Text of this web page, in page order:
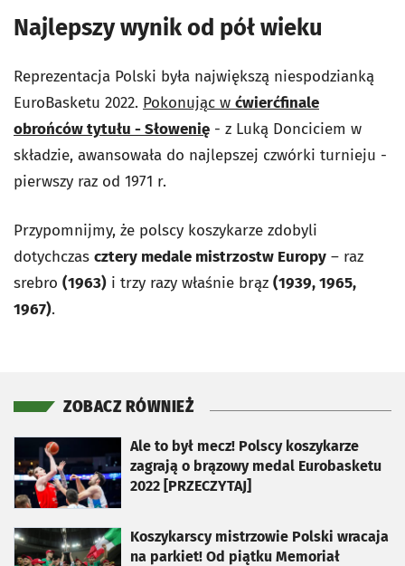
Najlepszy wynik od pół wieku
Reprezentacja Polski była największą niespodzianką
EuroBasketu 2022. Pokonując w ćwierćfinale
obrońców tytułu - Słowenię - z Luką Donciciem w
składzie, awansowała do najlepszej czwórki turnieju -
pierwszy raz od 1971 r.
Przypomnijmy, że polscy koszykarze zdobyli
dotychczas cztery medale mistrzostw Europy – raz
srebro (1963) i trzy razy właśnie brąz (1939, 1965,
1967).
ZOBACZ RÓWNIEŻ
Ale to był mecz! Polscy koszykarze
zagrają o brązowy medal Eurobasketu
2022 [PRZECZYTAJ]
otworzy się w nowej karcie
Koszykarscy mistrzowie Polski wracaja
na parkiet! Od piątku Memoriał
otworzy się w nowej karcie